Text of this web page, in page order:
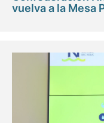
vuelva a la Mesa